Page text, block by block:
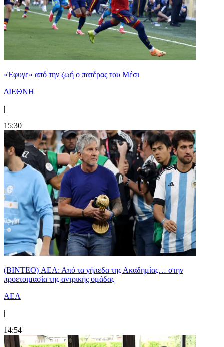
«Έφυγε» από την ζωή ο πατέρας του Μέσι
ΔΙΕΘΝΗ
|
15:30
(BINTEO) ΑΕΛ: Από τα γήπεδα της Ακαδημίας… στην
προετοιμασία της αντρικής ομάδας
ΑΕΛ
|
14:54